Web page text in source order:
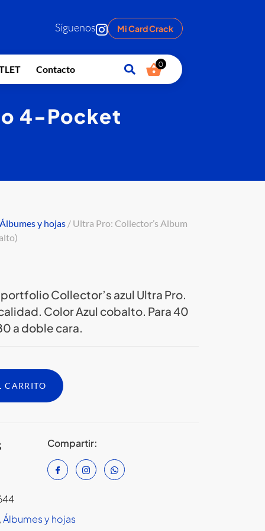
Síguenos Mi Card Crack
Contacto 0
4-Pocket
⁠Álbumes y hojas / Ultra Pro: Collector’s Album
Collector’s azul Ultra Pro.
Color Azul cobalto. Para 40
a doble cara.
CARRITO
Compartir:
,⁠Álbumes y hojas